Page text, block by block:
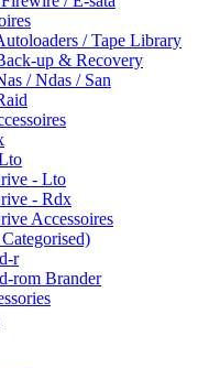
/ Tape Library
up & Recovery
/ Ndas / San
- Lto
- Rdx
Accessoires
r
rom Brander